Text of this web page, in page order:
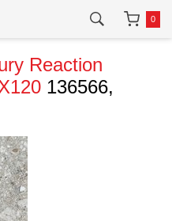
0
Reaction
136566,